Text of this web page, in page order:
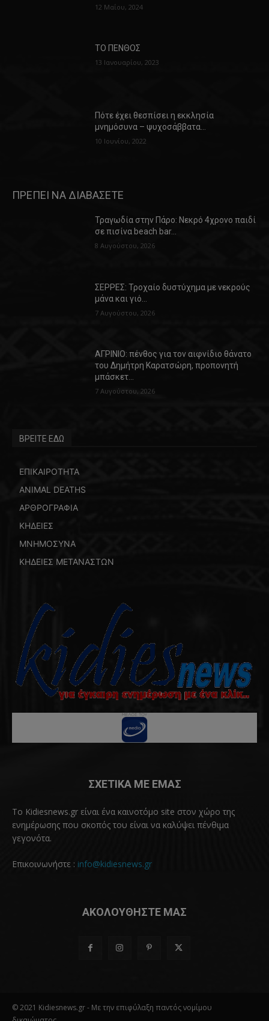
12 Μαΐου, 2024
ΤΟ ΠΕΝΘΟΣ
13 Ιανουαρίου, 2023
Πότε έχει θεσπίσει η εκκλησία
μνημόσυνα – ψυχοσάββατα…
10 Ιουνίου, 2022
ΠΡΕΠΕΙ ΝΑ ΔΙΑΒΑΣΕΤΕ
Τραγωδία στην Πάρο: Νεκρό 4χρονο παιδί
σε πισίνα beach bar…
8 Αυγούστου, 2026
ΣΕΡΡΕΣ: Τροχαίο δυστύχημα με νεκρούς
μάνα και γιό…
7 Αυγούστου, 2026
ΑΓΡΙΝΙΟ: πένθος για τον αιφνίδιο θάνατο
του Δημήτρη Καρατσώρη, προπονητή
μπάσκετ…
7 Αυγούστου, 2026
ΒΡΕΙΤΕ ΕΔΩ
ΕΠΙΚΑΙΡΟΤΗΤΑ
ANIMAL DEATHS
ΑΡΘΡΟΓΡΑΦΙΑ
ΚΗΔΕΙΕΣ
ΜΝΗΜΟΣΥΝΑ
ΚΗΔΕΙΕΣ ΜΕΤΑΝΑΣΤΩΝ
ΣΧΕΤΙΚΑ ΜΕ ΕΜΑΣ
Το Kidiesnews.gr είναι ένα καινοτόμο site στον χώρο της
ενημέρωσης που σκοπός του είναι να καλύψει πένθιμα
γεγονότα.
Επικοινωνήστε : info@kidiesnews.gr
ΑΚΟΛΟΥΘΗΣΤΕ ΜΑΣ
© 2021 Kidiesnews.gr - Με την επιφύλαξη παντός νομίμου